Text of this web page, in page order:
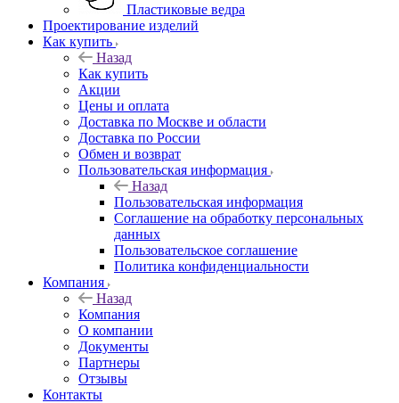
Пластиковые ведра
Проектирование изделий
Как купить
Назад
Как купить
Акции
Цены и оплата
Доставка по Москве и области
Доставка по России
Обмен и возврат
Пользовательская информация
Назад
Пользовательская информация
Соглашение на обработку персональных
данных
Пользовательское соглашение
Политика конфиденциальности
Компания
Назад
Компания
О компании
Документы
Партнеры
Отзывы
Контакты